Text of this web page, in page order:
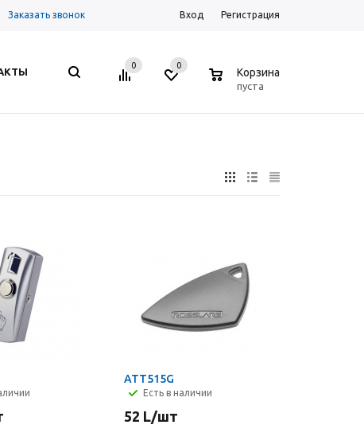
Заказать звонок Вход Регистрация
0 0
Корзина
пуста
ATT515G
Есть в наличии
52 L/шт